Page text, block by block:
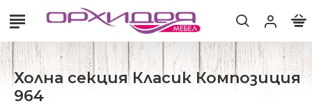
Холна секция Класик Композиция
964